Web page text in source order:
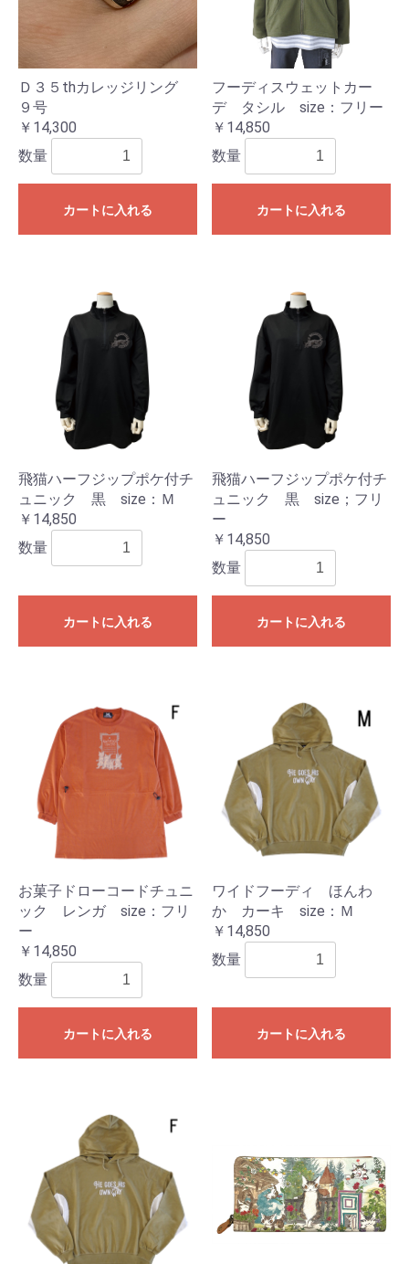
Ｄ３５thカレッジリング
９号
￥14,300
数量
カートに入れる
フーディスウェットカー
デ タシル size：フリー
￥14,850
数量
カートに入れる
飛猫ハーフジップポケ付チ
ュニック 黒 size：Ｍ
￥14,850
数量
カートに入れる
飛猫ハーフジップポケ付チ
ュニック 黒 size；フリ
ー
￥14,850
数量
カートに入れる
お菓子ドローコードチュニ
ック レンガ size：フリ
ー
￥14,850
数量
カートに入れる
ワイドフーディ ほんわ
か カーキ size：Ｍ
￥14,850
数量
カートに入れる